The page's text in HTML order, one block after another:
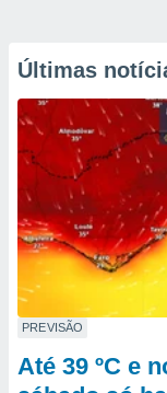
Últimas
PREVISÃO
Até 39 ºC e